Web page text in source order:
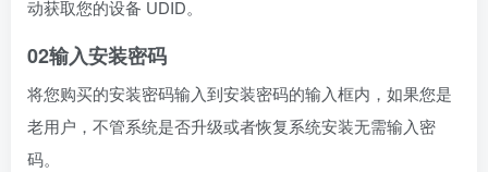
动获取您的设备 UDID。
02输入安装密码
将您购买的安装密码输入到安装密码的输入框内，如果您是
老用户，不管系统是否升级或者恢复系统安装无需输入密
码。